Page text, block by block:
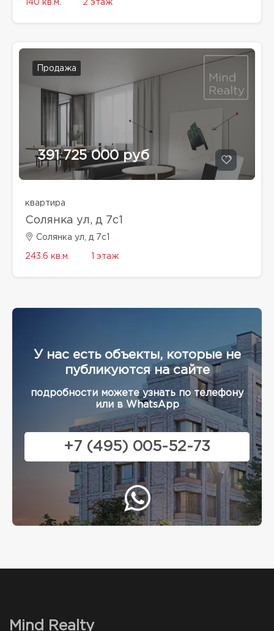
140 кв.м. 2 этаж
Продажа
391 725 000 руб
квартира
Солянка ул, д 7с1
Солянка ул, д 7с1
243.6 кв.м. 1 этаж
У нас есть объекты, которые не
публикуются на сайте
подробности можете узнать по телефону
или в WhatsApp
+7 (495) 005-52-73
Mind Realty